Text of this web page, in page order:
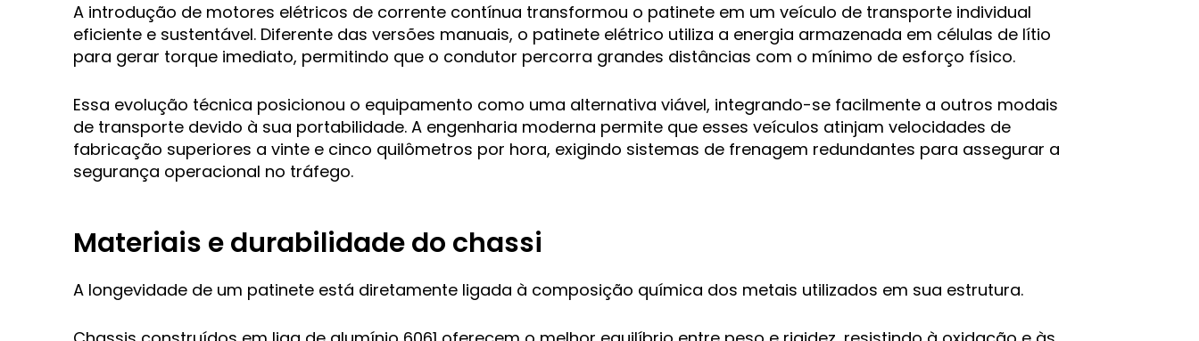
A introdução de motores elétricos de corrente contínua transformou o patinete em um veículo de transporte individual
eficiente e sustentável. Diferente das versões manuais, o patinete elétrico utiliza a energia armazenada em células de lítio
para gerar torque imediato, permitindo que o condutor percorra grandes distâncias com o mínimo de esforço físico.
Essa evolução técnica posicionou o equipamento como uma alternativa viável, integrando-se facilmente a outros modais
de transporte devido à sua portabilidade. A engenharia moderna permite que esses veículos atinjam velocidades de
fabricação superiores a vinte e cinco quilômetros por hora, exigindo sistemas de frenagem redundantes para assegurar a
segurança operacional no tráfego.
Materiais e durabilidade do chassi
A longevidade de um patinete está diretamente ligada à composição química dos metais utilizados em sua estrutura.